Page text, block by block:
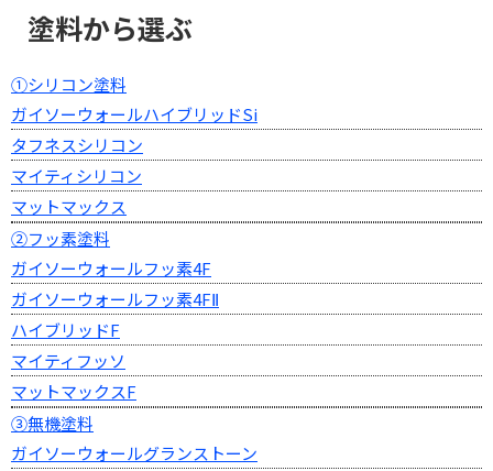
塗料から選ぶ
①シリコン塗料
ガイソーウォールハイブリッドSi
タフネスシリコン
マイティシリコン
マットマックス
②フッ素塗料
ガイソーウォールフッ素4F
ガイソーウォールフッ素4FⅡ
ハイブリッドF
マイティフッソ
マットマックスF
③無機塗料
ガイソーウォールグランストーン